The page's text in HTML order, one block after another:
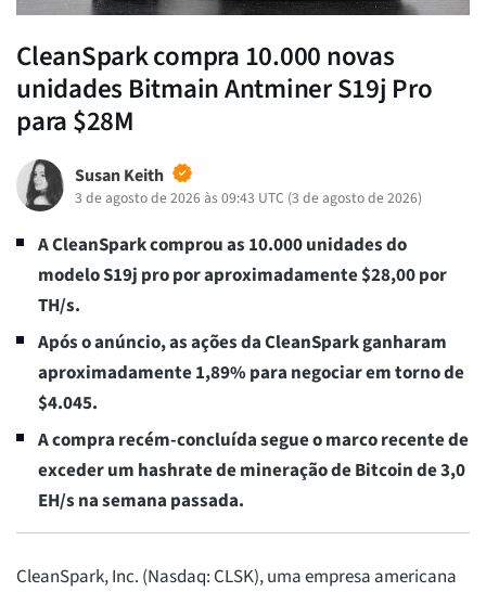
CleanSpark compra 10.000 novas
unidades Bitmain Antminer S19j Pro
para $28M
Susan Keith
3 de agosto de 2026 às 09:43 UTC (3 de agosto de 2026)
A CleanSpark comprou as 10.000 unidades do
modelo S19j pro por aproximadamente $28,00 por
TH/s.
Após o anúncio, as ações da CleanSpark ganharam
aproximadamente 1,89% para negociar em torno de
$4.045.
A compra recém-concluída segue o marco recente de
exceder um hashrate de mineração de Bitcoin de 3,0
EH/s na semana passada.
CleanSpark, Inc. (Nasdaq: CLSK), uma empresa americana